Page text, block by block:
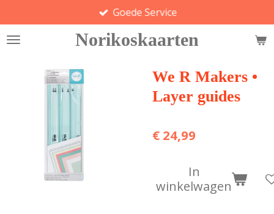
direct
naar
hoofdinhoud
Norikoskaarten
Goede Service
We R Makers •
Layer guides
€ 24,99
In
winkelwagen